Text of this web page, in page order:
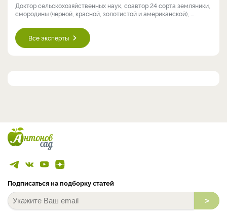
Доктор сельскохозяйственных наук, соавтор 24 сорта земляники,
смородины (чёрной, красной, золотистой и американской), ...
Все эксперты
Подписаться на подборку статей
>